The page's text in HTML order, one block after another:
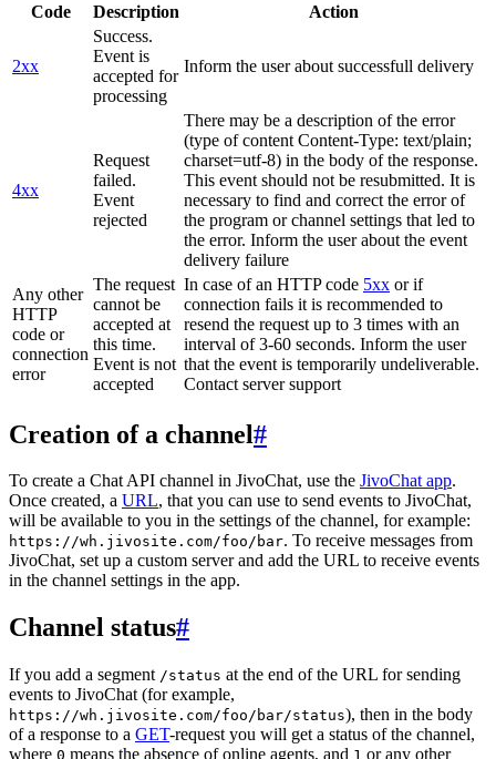
Code Description Action
2xx
Success.
Event is
accepted for
processing
Inform the user about successfull delivery
4xx
Request
failed.
Event
rejected
There may be a description of the error
(type of content Content-Type: text/plain;
charset=utf-8) in the body of the response.
This event should not be resubmitted. It is
necessary to find and correct the error of
the program or channel settings that led to
the error. Inform the user about the event
delivery failure
Any other
HTTP
code or
connection
error
The request
cannot be
accepted at
this time.
Event is not
accepted
In case of an HTTP code 5xx or if
connection fails it is recommended to
resend the request up to 3 times with an
interval of 3-60 seconds. Inform the user
that the event is temporarily undeliverable.
Contact server support
Creation of a channel#
To create a Chat API channel in JivoChat, use the JivoChat app.
Once created, a URL, that you can use to send events to JivoChat,
will be available to you in the settings of the channel, for example:
https://wh.jivosite.com/foo/bar. To receive messages from
JivoChat, set up a custom server and add the URL to receive events
in the channel settings in the app.
Channel status#
If you add a segment /status at the end of the URL for sending
events to JivoChat (for example,
https://wh.jivosite.com/foo/bar/status), then in the body
of a response to a GET-request you will get a status of the channel,
where 0 means the absence of online agents, and 1 or any other